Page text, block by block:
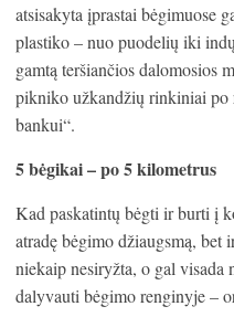
atsisakyta įprastai bėgimuose
plastiko – nuo puodelių iki
gamtą teršiančios dalomosios
pikniko užkandžių rinkiniai po
bankui“.
5 bėgikai – po 5 kilometrus
Kad paskatintų bėgti ir burti į
atradę bėgimo džiaugsmą,
niekaip nesiryžta, o gal
dalyvauti bėgimo renginyje –